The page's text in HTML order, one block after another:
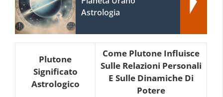
Astrologia
Plutone
Significato
Astrologico
Come Plutone Influisce
Sulle Relazioni Personali
E Sulle Dinamiche Di
Potere